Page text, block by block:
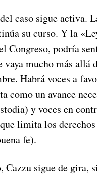
caso sigue activa.
su curso. Y la
Congreso, podría
vaya mucho más allá
Habrá voces a
como un avance
y voces en
limita los derechos
fe).
Cazzu sigue de gira,